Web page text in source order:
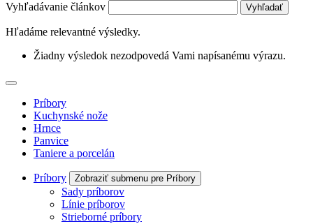
Vyhľadávanie článkov
Vyhľadať
Hľadáme relevantné výsledky.
Žiadny výsledok nezodpovedá Vami napísanému výrazu.
Príbory
Kuchynské nože
Hrnce
Panvice
Taniere a porcelán
Príbory Zobraziť submenu pre Príbory
Sady príborov
Línie príborov
Strieborné príbory